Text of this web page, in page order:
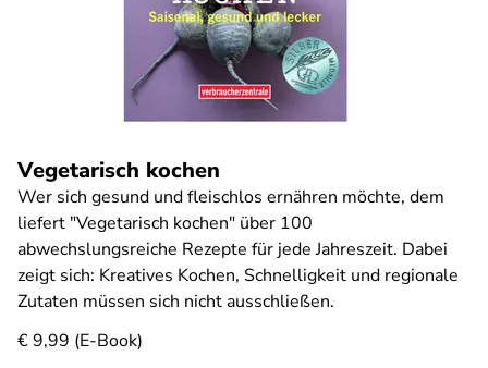
Vegetarisch kochen
Wer sich gesund und fleischlos ernähren möchte, dem
liefert "Vegetarisch kochen" über 100
abwechslungsreiche Rezepte für jede Jahreszeit. Dabei
zeigt sich: Kreatives Kochen, Schnelligkeit und regionale
Zutaten müssen sich nicht ausschließen.
€ 9,99 (E-Book)